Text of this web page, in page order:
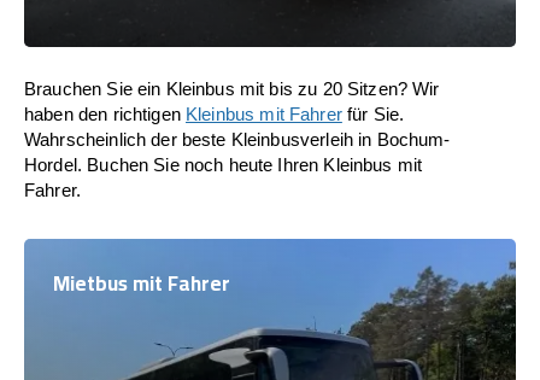
Brauchen Sie ein Kleinbus mit bis zu 20 Sitzen? Wir
haben den richtigen Kleinbus mit Fahrerfür Sie.
Wahrscheinlich der beste Kleinbusverleih in Bochum-
Hordel. Buchen Sie noch heute Ihren Kleinbus mit
Fahrer.
Mietbus mit Fahrer